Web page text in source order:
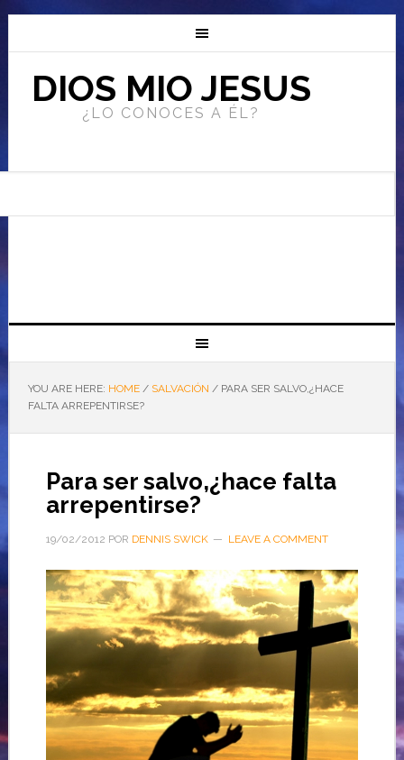
DIOS MIO JESUS
¿LO CONOCES A ÉL?
YOU ARE HERE: HOME / SALVACIÓN /PARA SER SALVO,¿HACE
FALTA ARREPENTIRSE?
Para ser salvo,¿hace falta
arrepentirse?
19/02/2012 POR DENNIS SWICK LEAVE A COMMENT